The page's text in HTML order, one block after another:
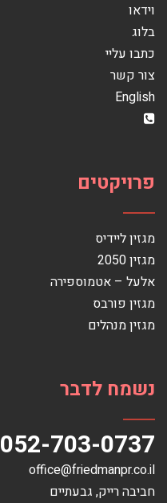
וידאו
בלוג
כתבו עליי
צור קשר
English
פרויקטים
מגזין ליידיס
מגזין 2050
אלעל – אטמוספירה
מגזין פורבס
מגזין מנהלים
נשמח לדבר
052-703-0737
office@friedmanpr.co.il
חביבה רייק‏, ‏גבעתיים‏